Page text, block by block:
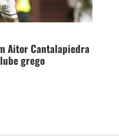
Aitor Cantalapiedra
grego